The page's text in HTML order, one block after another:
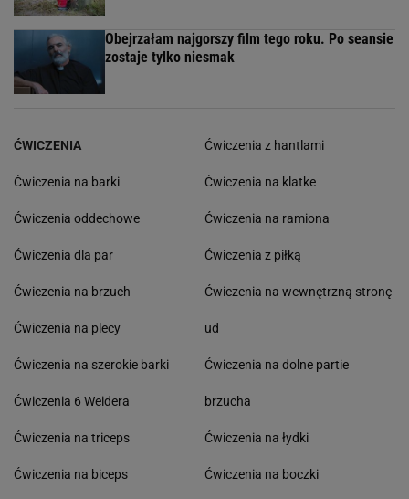
Obejrzałam najgorszy film tego roku. Po seansie
zostaje tylko niesmak
ĆWICZENIA
Ćwiczenia na barki
Ćwiczenia oddechowe
Ćwiczenia dla par
Ćwiczenia na brzuch
Ćwiczenia na plecy
Ćwiczenia na szerokie barki
Ćwiczenia 6 Weidera
Ćwiczenia na triceps
Ćwiczenia na biceps
Ćwiczenia z hantlami
Ćwiczenia na klatke
Ćwiczenia na ramiona
Ćwiczenia z piłką
Ćwiczenia na wewnętrzną stronę
ud
Ćwiczenia na dolne partie
brzucha
Ćwiczenia na łydki
Ćwiczenia na boczki